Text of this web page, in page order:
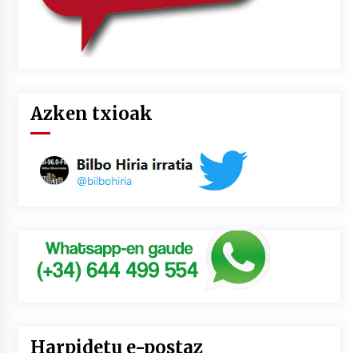
Azken txioak
Harpidetu e-postaz